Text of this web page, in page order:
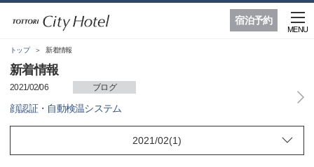
宿泊予約
MENU
トップ 新着情報
新着情報
2021/02/06 ブログ
顔認証・自動検温システム